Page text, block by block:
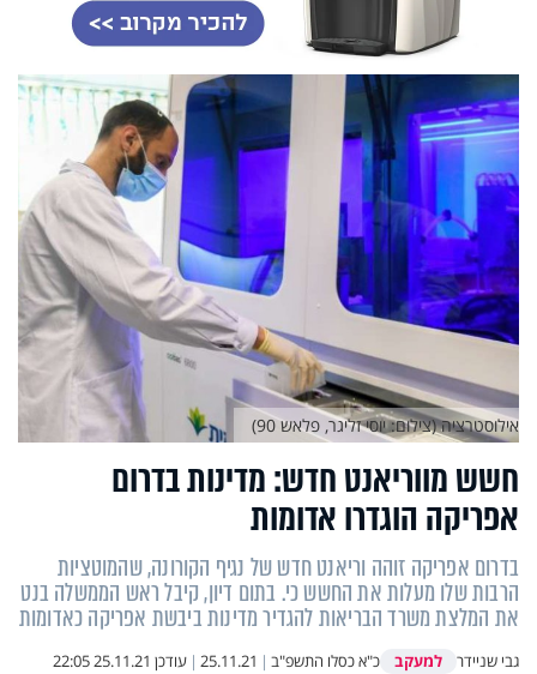
חשש מווריאנט חדש: מדינות בדרום
אפריקה הוגדרו אדומות
בדרום אפריקה זוהה וריאנט חדש של נגיף הקורונה, שהמוטציות
הרבות שלו מעלות את החשש כי. בתום דיון, קיבל ראש הממשלה בנט
את המלצת משרד הבריאות להגדיר מדינות ביבשת אפריקה כאדומות
גבי שניידר למעקב כ"א כסלו התשפ"ב |
25.11.21
| עודכן 25.11.21 22:05
אילוסטרציה (צילום: יוסי זליגר, פלאש 90)